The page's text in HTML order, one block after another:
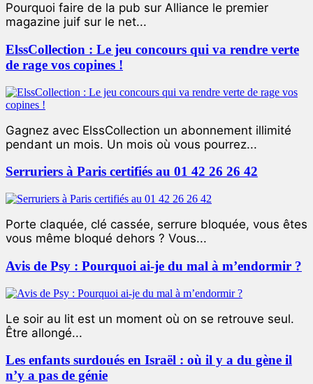
Pourquoi faire de la pub sur Alliance le premier
magazine juif sur le net...
ElssCollection : Le jeu concours qui va rendre verte
de rage vos copines !
Gagnez avec ElssCollection un abonnement illimité
pendant un mois. Un mois où vous pourrez...
Serruriers à Paris certifiés au 01 42 26 26 42
Porte claquée, clé cassée, serrure bloquée, vous êtes
vous même bloqué dehors ? Vous...
Avis de Psy : Pourquoi ai-je du mal à m’endormir ?
Le soir au lit est un moment où on se retrouve seul.
Être allongé...
Les enfants surdoués en Israël : où il y a du gène il
n’y a pas de génie